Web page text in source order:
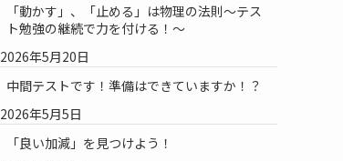
「動かす」、「止める」は物理の法則～テス
ト勉強の継続で力を付ける！～
2026年5月20日
中間テストです！準備はできていますか！？
2026年5月5日
「良い加減」を見つけよう！